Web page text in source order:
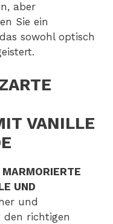
aber
Sie ein
sowohl optisch
VANILLE
UND
und
den richtigen